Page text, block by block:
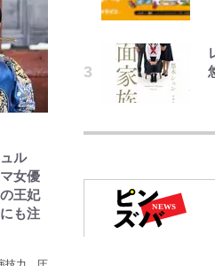
ル
女優
王妃
も注